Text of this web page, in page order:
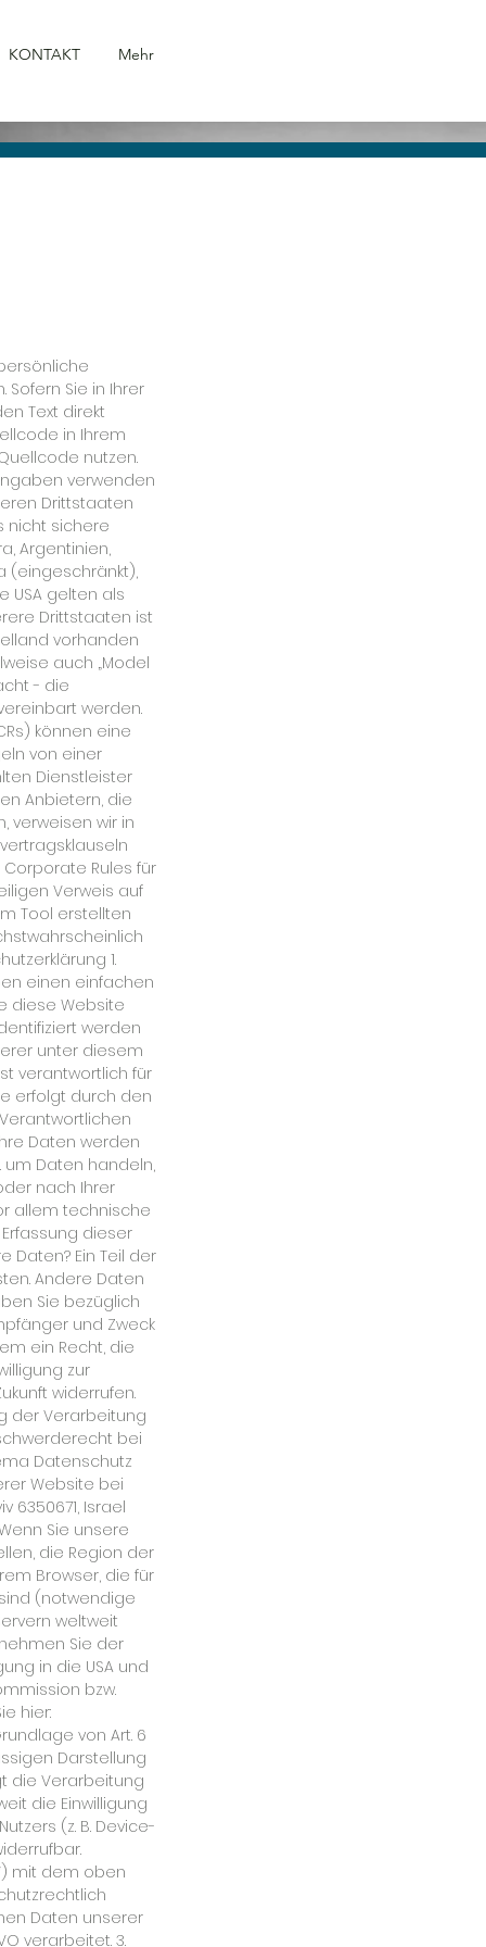
KONTAKT Mehr
Sie in Ihrer
Text direkt
in Ihrem
nutzen.
verwenden
Drittstaaten
nicht sichere
Argentinien,
(eingeschränkt),
USA gelten als
Drittstaaten ist
vorhanden
auch „Model
- die
werden.
können eine
von einer
Dienstleister
Anbietern, die
verweisen wir in
Rules für
Verweis auf
Tool erstellten
1.
einen einfachen
diese Website
werden
unter diesem
verantwortlich für
erfolgt durch den
Daten werden
um Daten handeln,
nach Ihrer
allem technische
dieser
Daten? Ein Teil der
Andere Daten
Sie bezüglich
und Zweck
ein Recht, die
zur
widerrufen.
der Verarbeitung
bei
Datenschutz
Website bei
6350671, Israel
Sie unsere
die Region der
Browser, die für
(notwendige
weltweit
Sie der
in die USA und
bzw.
hier:
von Art. 6
Darstellung
die Verarbeitung
die Einwilligung
(z. B. Device-
mit dem oben
Daten unserer
verarbeitet. 3.